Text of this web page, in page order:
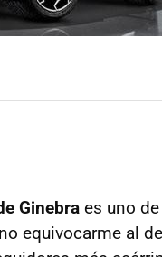
Ginebra es uno
equivocarme al